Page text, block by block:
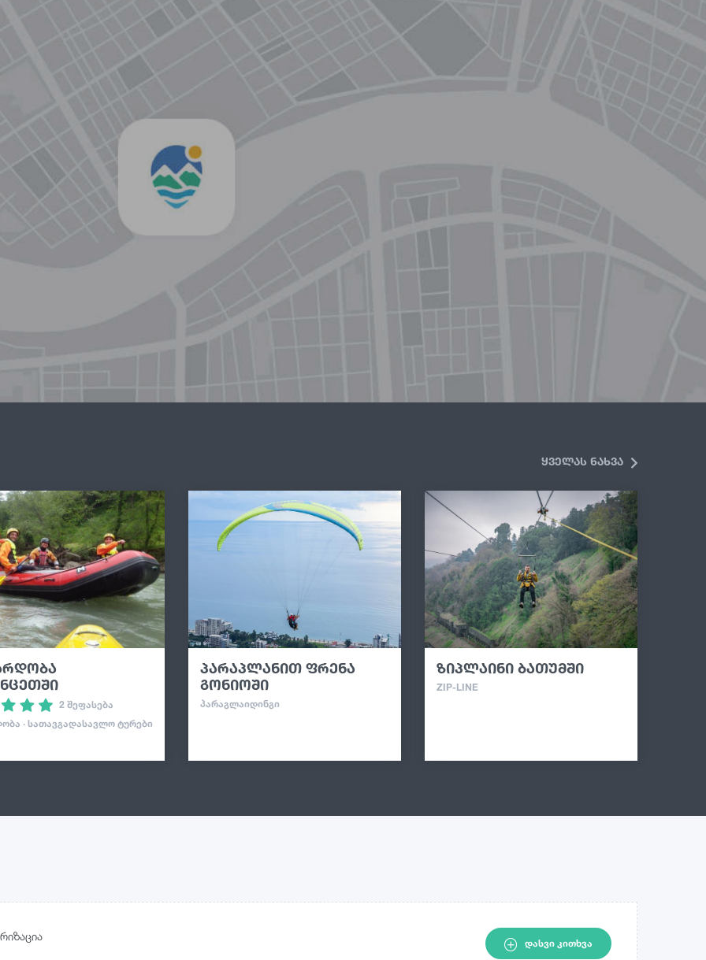
ყველას ნახვა
2 შეფასება
· ᲡᲐᲗᲐᲕᲒᲐᲓᲐᲡᲐᲕᲚᲝ ᲢᲣᲠᲔᲑᲘ
პარაპლანით ფრენა
გონიოში
ᲞᲐᲠᲐᲒᲚᲐᲘᲓᲘᲜᲒᲘ
ზიპლაინი ბათუმში
ZIP-LINE
ᲓᲐᲡᲕᲘ ᲙᲘᲗᲮᲕᲐ